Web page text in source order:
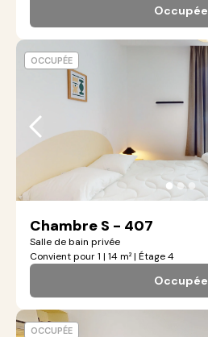
Occupée
●●●
Chambre S - 407
Salle de bain privée
Convient pour 1 | 14 m² | Étage 4
Occupée
OCCUPÉE
OCCUPÉE